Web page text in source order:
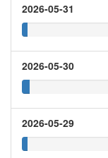
2026-05-31
2026-05-30
2026-05-29